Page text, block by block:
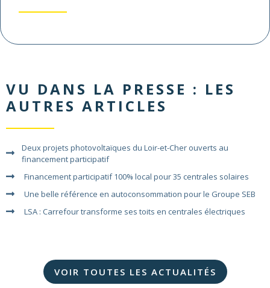
VU DANS LA PRESSE : LES
AUTRES ARTICLES
Deux projets photovoltaïques du Loir-et-Cher ouverts au
financement participatif
Financement participatif 100% local pour 35 centrales solaires
Une belle référence en autoconsommation pour le Groupe SEB
LSA : Carrefour transforme ses toits en centrales électriques
VOIR TOUTES LES ACTUALITÉS